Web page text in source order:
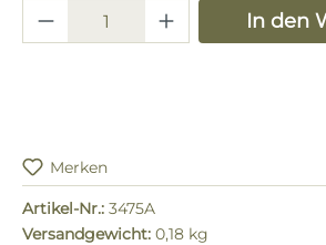
Produkt Anzahl: GibIn den
Merken
Artikel-Nr.: 3475A
Versandgewicht: 0,18 kg